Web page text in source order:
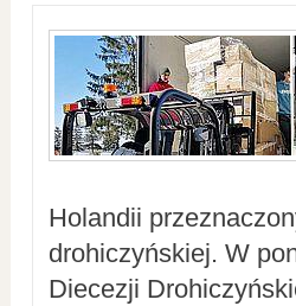
Holandii
drohiczyńskiej. W
Diecezji